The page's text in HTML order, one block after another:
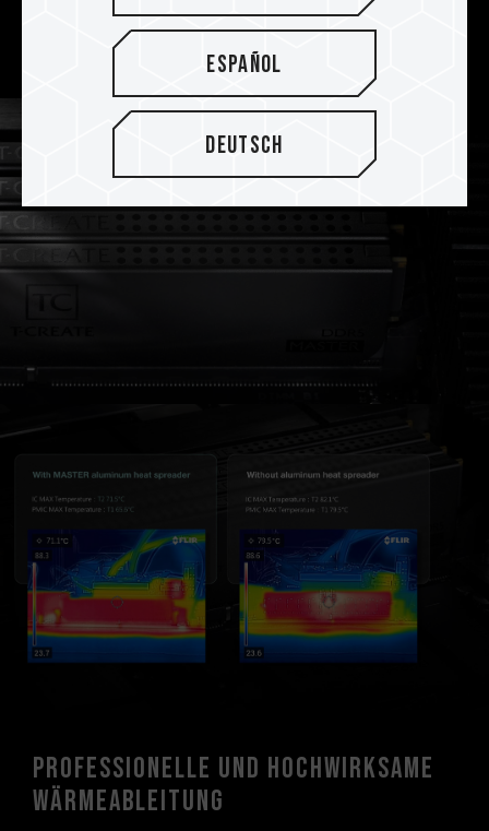
System und einen konzentrierten
Kreativprozess zu ermöglichen.
Professionelle und hochwirksame
Wärmeableitung
Español
Deutsch